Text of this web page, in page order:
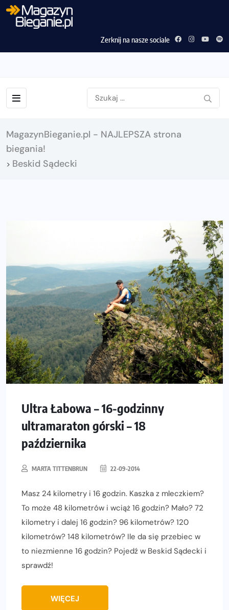
Zerknij na nasze sociale
MagazynBieganie.pl - NAJLEPSZA strona
biegania!
> Beskid Sądecki
Ultra Łabowa – 16-godzinny
ultramaraton górski – 18
października
MARTA TITTENBRUN 22-09-2014
Masz 24 kilometry i 16 godzin. Kaszka z mleczkiem?
To może 48 kilometrów i wciąż 16 godzin? Mało? 72
kilometry i dalej 16 godzin? 96 kilometrów? 120
kilometrów? 148 kilometrów? Ile da się przebiec w
to niezmienne 16 godzin? Pojedź w Beskid Sądecki i
sprawdź!
WIĘCEJ